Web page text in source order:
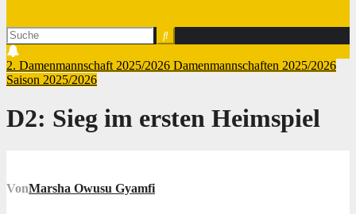
2. Damenmannschaft 2025/2026 Damenmannschaften 2025/2026
Saison 2025/2026
D2: Sieg im ersten Heimspiel
VonMarsha Owusu Gyamfi